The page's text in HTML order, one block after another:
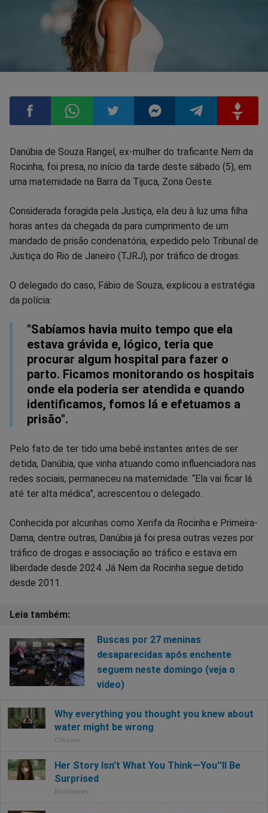
Compartilhar
no
Facebook
Compartilhar
no
Whatsapp
Compartilhar
no
Twitter
Compartilhar
no
Messenger
Compartilhar
no
TelegramGettr
Danúbia de Souza Rangel, ex-mulher do traficante Nem da
Rocinha, foi presa, no início da tarde deste sábado (5), em
uma maternidade na Barra da Tijuca, Zona Oeste.
Considerada foragida pela Justiça, ela deu à luz uma filha
horas antes da chegada da para cumprimento de um
mandado de prisão condenatória, expedido pelo Tribunal de
Justiça do Rio de Janeiro (TJRJ), por tráfico de drogas.
O delegado do caso, Fábio de Souza, explicou a estratégia
da polícia:
"Sabíamos havia muito tempo que ela
estava grávida e, lógico, teria que
procurar algum hospital para fazer o
parto. Ficamos monitorando os hospitais
onde ela poderia ser atendida e quando
identificamos, fomos lá e efetuamos a
prisão".
Pelo fato de ter tido uma bebê instantes antes de ser
detida, Danúbia, que vinha atuando como influenciadora nas
redes sociais, permaneceu na maternidade: “Ela vai ficar lá
até ter alta médica”, acrescentou o delegado.
Conhecida por alcunhas como Xerifa da Rocinha e Primeira-
Dama, dentre outras, Danúbia já foi presa outras vezes por
tráfico de drogas e associação ao tráfico e estava em
liberdade desde 2024. Já Nem da Rocinha segue detido
desde 2011.
Buscas por 27 meninas
desaparecidas após enchente
seguem neste domingo (veja o
vídeo)